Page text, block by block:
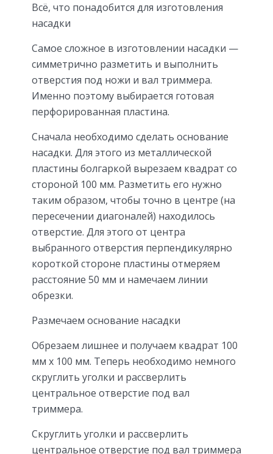
Всё, что понадобится для изготовления
насадки
Самое сложное в изготовлении насадки —
симметрично разметить и выполнить
отверстия под ножи и вал триммера.
Именно поэтому выбирается готовая
перфорированная пластина.
Сначала необходимо сделать основание
насадки. Для этого из металлической
пластины болгаркой вырезаем квадрат со
стороной 100 мм. Разметить его нужно
таким образом, чтобы точно в центре (на
пересечении диагоналей) находилось
отверстие. Для этого от центра
выбранного отверстия перпендикулярно
короткой стороне пластины отмеряем
расстояние 50 мм и намечаем линии
обрезки.
Размечаем основание насадки
Обрезаем лишнее и получаем квадрат 100
мм х 100 мм. Теперь необходимо немного
скруглить уголки и рассверлить
центральное отверстие под вал
триммера.
Скруглить уголки и рассверлить
центральное отверстие под вал триммера